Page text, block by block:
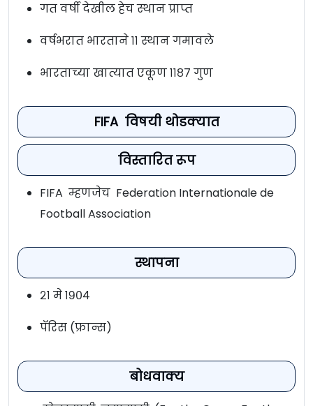
गत वर्षी देखील हेच स्थान प्राप्त
वर्षभरात भारताने ११ स्थान गमावले
भारताच्या खात्यात एकूण ११८७ गुण
FIFA विषयी थोडक्यात
विस्तारित रूप
FIFA म्हणजेच Federation Internationale de
Football Association
स्थापना
२१ मे १९०४
पॅरिस (फ्रान्स)
बोधवाक्य